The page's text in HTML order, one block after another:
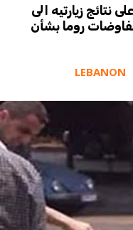
زيارتيه الى
روما بشأن
LEBANON